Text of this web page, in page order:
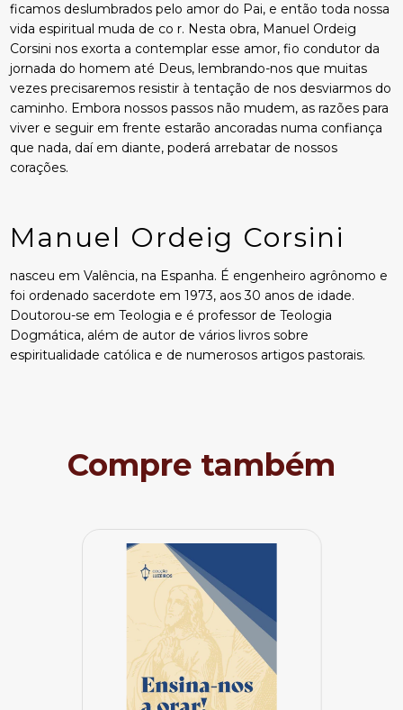
ficamos deslumbrados pelo amor do Pai, e então toda nossa
vida espiritual muda de co r. Nesta obra, Manuel Ordeig
Corsini nos exorta a contemplar esse amor, fio condutor da
jornada do homem até Deus, lembrando-nos que muitas
vezes precisaremos resistir à tentação de nos desviarmos do
caminho. Embora nossos passos não mudem, as razões para
viver e seguir em frente estarão ancoradas numa confiança
que nada, daí em diante, poderá arrebatar de nossos
corações.
Manuel Ordeig Corsini
nasceu em Valência, na Espanha. É engenheiro agrônomo e
foi ordenado sacerdote em 1973, aos 30 anos de idade.
Doutorou-se em Teologia e é professor de Teologia
Dogmática, além de autor de vários livros sobre
espiritualidade católica e de numerosos artigos pastorais.
Compre também